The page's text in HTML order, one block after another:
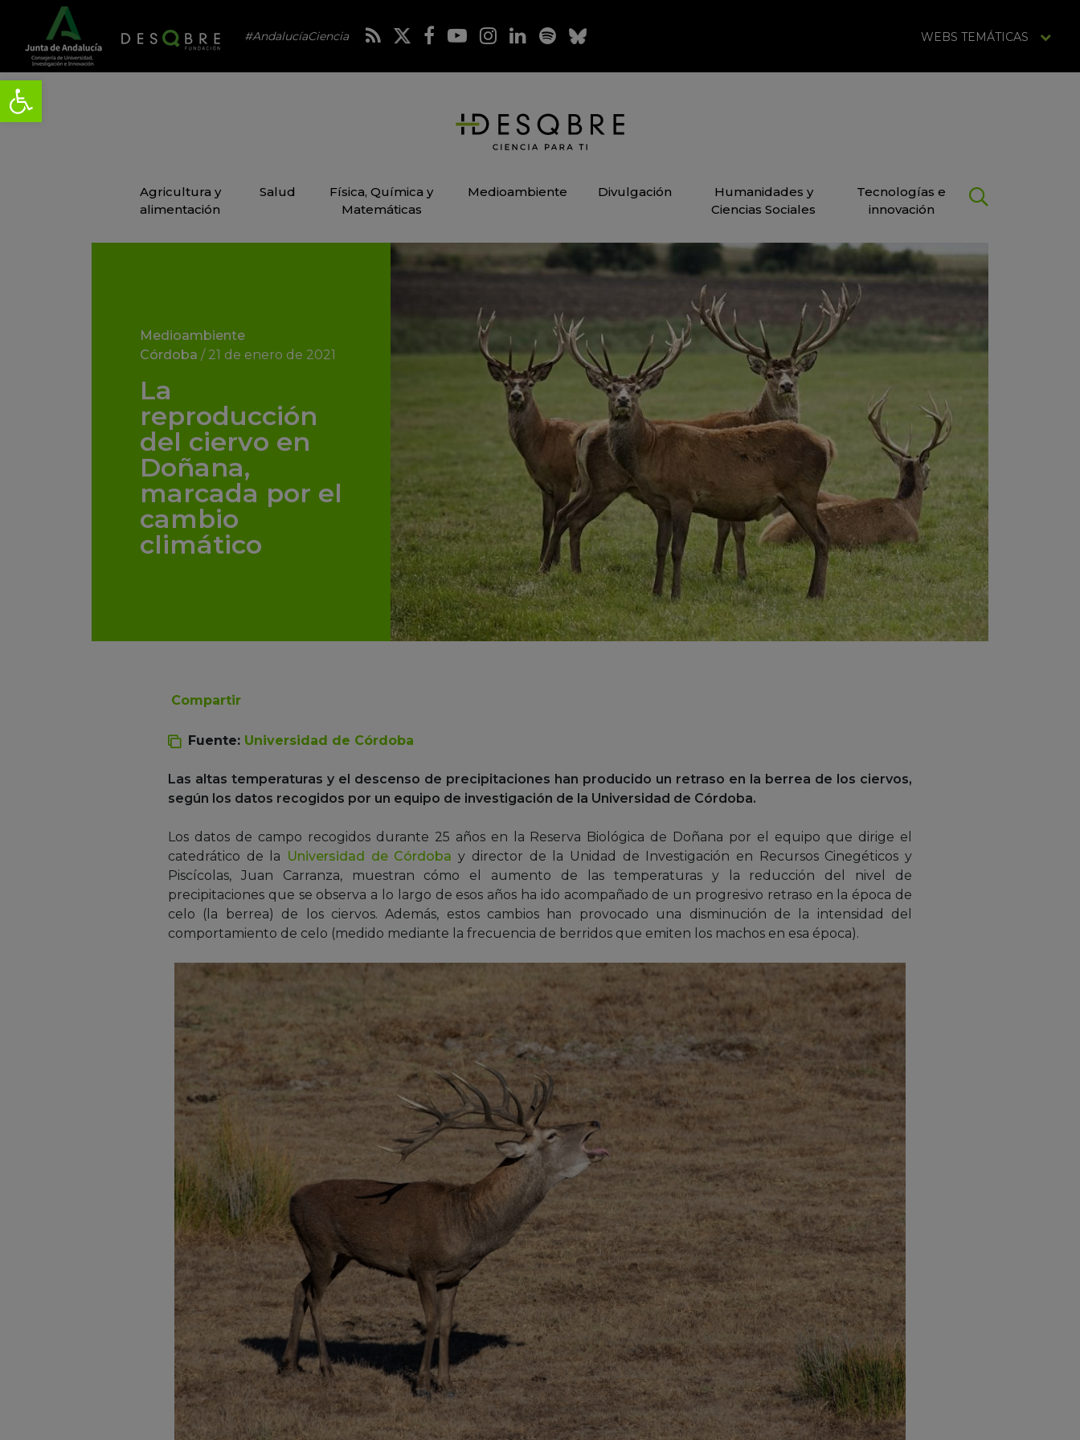
#AndalucíaCiencia WEBS TEMÁTICAS
Agricultura y
alimentación
Salud
Física, Química y
Matemáticas
Medioambiente Divulgación
Humanidades y
Ciencias Sociales
Tecnologías e
innovación
Medioambiente
Córdoba / 21 de enero de 2021
La
reproducción
del ciervo en
Doñana,
marcada por el
cambio
climático
Compartir
Fuente: Universidad de Córdoba
Las altas temperaturas y el descenso de precipitaciones han producido un retraso en la berrea de los ciervos,
según los datos recogidos por un equipo de investigación de la Universidad de Córdoba.
Los datos de campo recogidos durante 25 años en la Reserva Biológica de Doñana por el equipo que dirige el
catedrático de la Universidad de Córdoba y director de la Unidad de Investigación en Recursos Cinegéticos y
Piscícolas, Juan Carranza, muestran cómo el aumento de las temperaturas y la reducción del nivel de
precipitaciones que se observa a lo largo de esos años ha ido acompañado de un progresivo retraso en la época de
celo (la berrea) de los ciervos. Además, estos cambios han provocado una disminución de la intensidad del
comportamiento de celo (medido mediante la frecuencia de berridos que emiten los machos en esa época).